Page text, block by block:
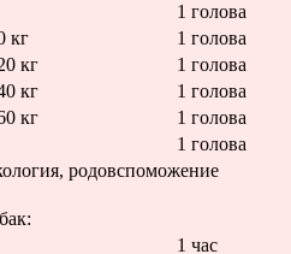
1 голова
кг
1 голова
кг
1 голова
кг
1 голова
кг
1 голова
1 голова
1 час